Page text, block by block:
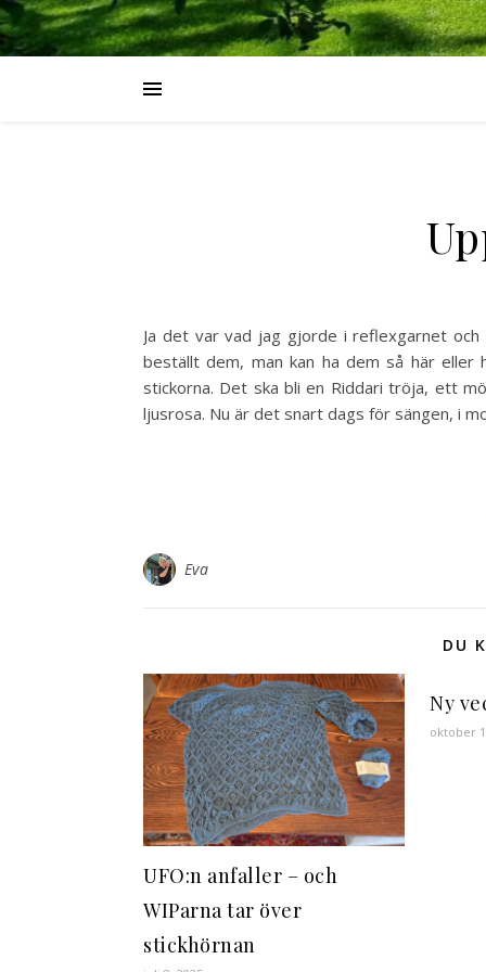
Ja det var vad jag gjorde i reflexgarnet
beställt dem, man kan ha dem så här
stickorna. Det ska bli en Riddari tröja, ett
ljusrosa. Nu är det snart dags för sängen, i
Eva
DU
UFO:n anfaller – och
WIParna tar över
stickhörnan
Ny
oktober